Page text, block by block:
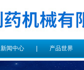
新闻中心 产品世界